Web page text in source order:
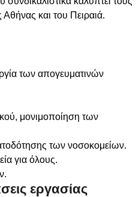
και του Πειραιά.
των απογευματινών
μονιμοποίηση των
των νοσοκομείων.
για όλους.
εργασίας